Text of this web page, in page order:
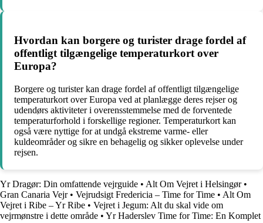
Hvordan kan borgere og turister drage fordel af
offentligt tilgængelige temperaturkort over
Europa?
Borgere og turister kan drage fordel af offentligt tilgængelige
temperaturkort over Europa ved at planlægge deres rejser og
udendørs aktiviteter i overensstemmelse med de forventede
temperaturforhold i forskellige regioner. Temperaturkort kan
også være nyttige for at undgå ekstreme varme- eller
kuldeområder og sikre en behagelig og sikker oplevelse under
rejsen.
Yr Dragør: Din omfattende vejrguide • Alt Om Vejret i Helsingør•
Gran Canaria Vejr• Vejrudsigt Fredericia – Time for Time • Alt Om
Vejret i Ribe – Yr Ribe • Vejret i Jegum: Alt du skal vide om
vejrmønstre i dette område • Yr Haderslev Time for Time: En Komplet